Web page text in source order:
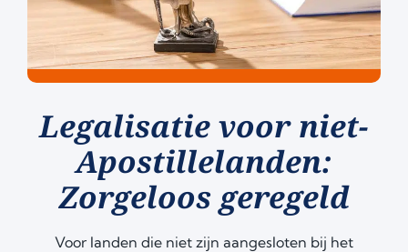
Legalisatie voor niet-
Apostillelanden:
Zorgeloos geregeld
Voor landen die niet zijn aangesloten bij het